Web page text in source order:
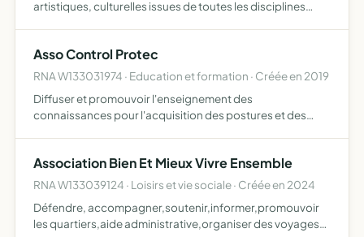
artistiques, culturelles issues de toutes les disciplines
Asso Control Protec
RNA W133031974 · Education et formation · Créée en 2019
Diffuser et promouvoir l'enseignement des
connaissances pour l'acquisition des postures et des
formations o…
Association Bien Et Mieux Vivre Ensemble
RNA W133039124 · Loisirs et vie sociale · Créée en 2024
Défendre, accompagner,soutenir,informer,promouvoir
les quartiers,aide administrative,organiser des voyages